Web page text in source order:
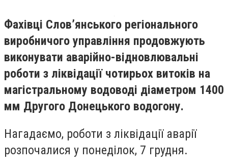
Фахівці Слов’янського регіонального
виробничого управління продовжують
виконувати аварійно-відновлювальні
роботи з ліквідації чотирьох витоків на
магістральному водоводі діаметром 1400
мм Другого Донецького водогону.
Нагадаємо, роботи з ліквідації аварії
розпочалися у понеділок, 7 грудня.